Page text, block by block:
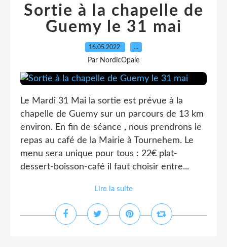
Sortie à la chapelle de
Guemy le 31 mai
16.05.2022 …
Par NordicOpale
Le Mardi 31 Mai la sortie est prévue à la
chapelle de Guemy sur un parcours de 13 km
environ. En fin de séance , nous prendrons le
repas au café de la Mairie à Tournehem. Le
menu sera unique pour tous : 22€ plat-
dessert-boisson-café il faut choisir entre...
Lire la suite